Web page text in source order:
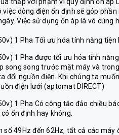
dòng điện ổn định sẽ góp
Việc sử dụng ổn áp là vô cùng
1 Pha Tối ưu hóa tính năng
1 Pha được tối ưu hóa tính
song song trước mặt máy và
đổi nguồn điện. Khi chúng ta
điện lưới (aptomat DIRECT)
1 Pha Có công tắc đảo chiều
ổn định hay không.
số 49Hz đến 62Hz, tất cả các